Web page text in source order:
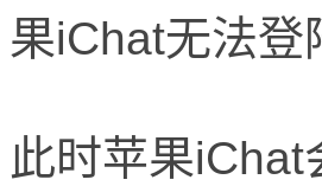
果iChat无法登
此时苹果iChat